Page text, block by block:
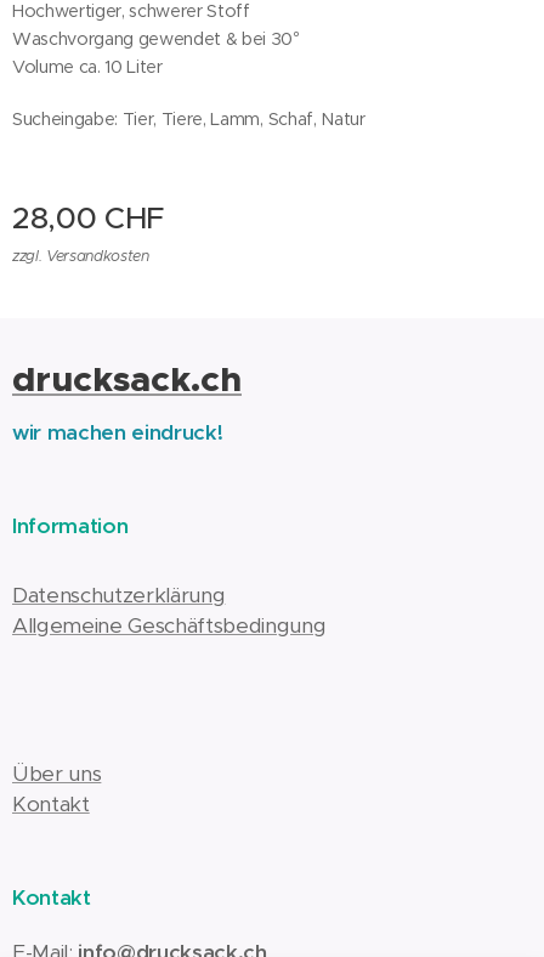
Hochwertiger, schwerer Stoff
Waschvorgang gewendet & bei 30°
Volume ca. 10 Liter
Sucheingabe: Tier, Tiere, Lamm, Schaf, Natur
28,00 CHF
zzgl. Versandkosten
drucksack.ch
wir machen eindruck!
Information
Datenschutzerklärung
Allgemeine Geschäftsbedingung
Über uns
Kontakt
Kontakt